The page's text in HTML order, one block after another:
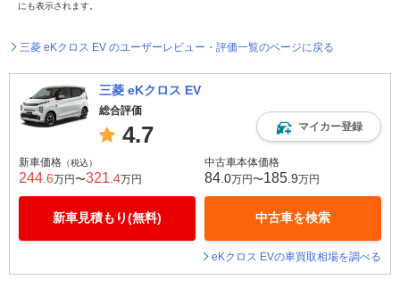
にも表示されます。
三菱 eKクロス EV のユーザーレビュー・評価一覧のページに戻る
三菱 eKクロス EV
総合評価
4.7 マイカー登録
新車価格 （税込）
244 .6万円〜321 .4万円
新車見積もり(無料)
中古車本体価格
84 .0万円〜185 .9万円
中古車を検索
eKクロス EVの車買取相場を調べる